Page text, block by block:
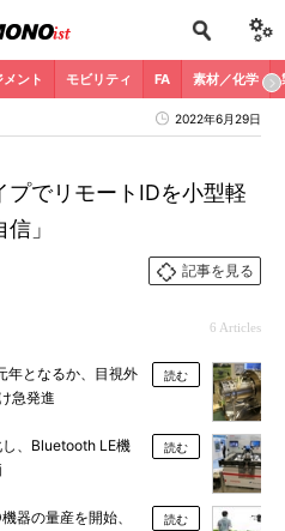
ント モビリティ FA 素材／化学
2022年6月29日
でリモートIDを小型軽
」
記事を見る
6 Articles
年となるか、目視外
急発進
読む
、Bluetooth LE機
読む
器の量産を開始、
読む